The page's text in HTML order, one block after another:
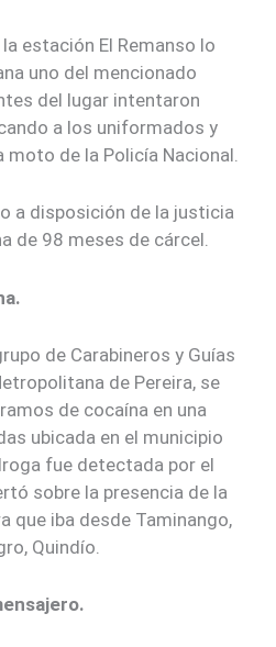
estación El Remanso lo
uno del mencionado
del lugar intentaron
a los uniformados y
moto de la Policía Nacional.
a disposición de la justicia
de 98 meses de cárcel.
de Carabineros y Guías
de Pereira, se
de cocaína en una
ubicada en el municipio
fue detectada por el
sobre la presencia de la
que iba desde Taminango,
Quindío.